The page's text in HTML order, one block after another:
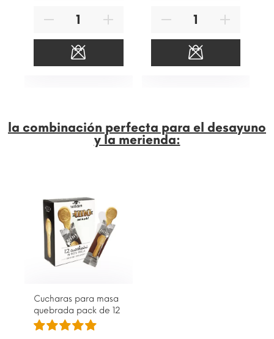
la combinación perfecta para el desayuno
y la merienda:
Cucharas para masa
quebrada pack de 12